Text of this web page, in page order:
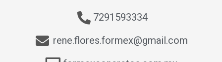
7291593334
rene.flores.formex@gmail.com